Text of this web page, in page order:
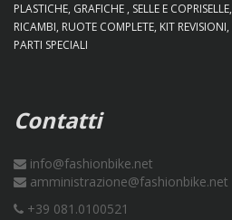
PLASTICHE GRAFICHE SELLE E COPRISELLE
RICAMBI RUOTE COMPLETE KIT REVISIONI
PARTI SPECIALI
Contatti
info@fashionbike.net
amministrazione@fashionbike.net
+39 081.0100521